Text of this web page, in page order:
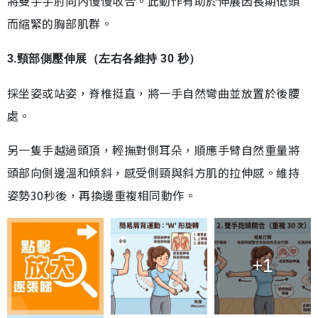
而縮緊的胸部肌群。
3.頸部側壓伸展（左右各維持 30 秒）
採坐姿或站姿，脊椎挺直，將一手自然彎曲並放置於後腰
處。
另一隻手越過頭頂，輕撫對側耳朵，順應手臂自然重量將
頭部向側邊溫和傾斜，感受側頸與斜方肌的拉伸感。維持
姿勢30秒後，再換邊重複相同動作。
+1